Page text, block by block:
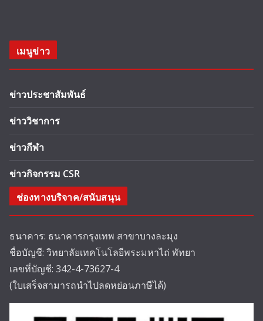
เมนูข่าว
ข่าวประชาสัมพันธ์
ข่าววิชาการ
ข่าวกีฬา
ข่าวกิจกรรม CSR
ช่องทางบริจาค/สนับสนุน
ธนาคาร: ธนาคารกรุงเทพ สาขาบางละมุง
ชื่อบัญชี: วิทยาลัยเทคโนโลยีพระมหาไถ่ พัทยา
เลขที่บัญชี: 342-4-73627-4
(ใบเสร็จสามารถนำไปลดหย่อนภาษีได้)